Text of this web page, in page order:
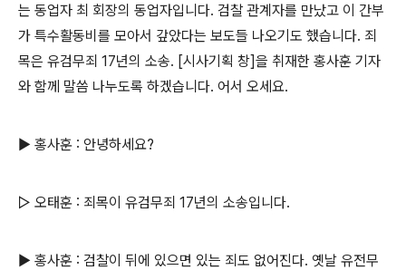
는 동업자 최 회장의 동업자입니다. 검찰 관계자를 만났고 이 간부
가 특수활동비를 모아서 갚았다는 보도들 나오기도 했습니다. 죄
목은 유검무죄 17년의 소송. [시사기획 창]을 취재한 홍사훈 기자
와 함께 말씀 나누도록 하겠습니다. 어서 오세요.
▶ 홍사훈 : 안녕하세요?
▷ 오태훈 : 죄목이 유검무죄 17년의 소송입니다.
▶ 홍사훈 : 검찰이 뒤에 있으면 있는 죄도 없어진다. 옛날 유전무